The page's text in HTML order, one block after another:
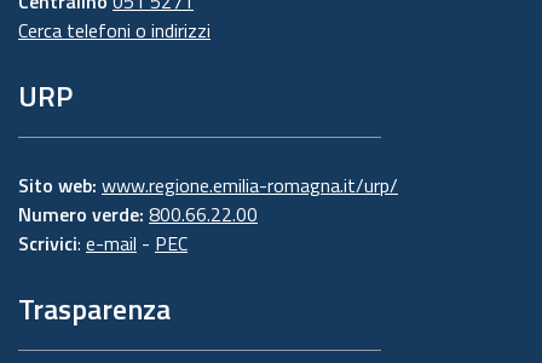
Cerca telefoni o indirizzi
URP
Sito web: www.regione.emilia-romagna.it/urp/
Numero verde: 800.66.22.00
Scrivici: e-mail - PEC
Trasparenza